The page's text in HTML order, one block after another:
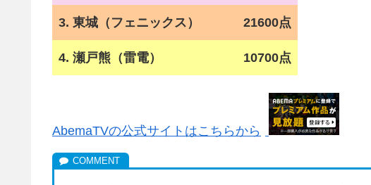
3. 東城（フェニックス） 21600点
4. 瀬戸熊（雷電） 10700点
AbemaTVの公式サイトはこちらから